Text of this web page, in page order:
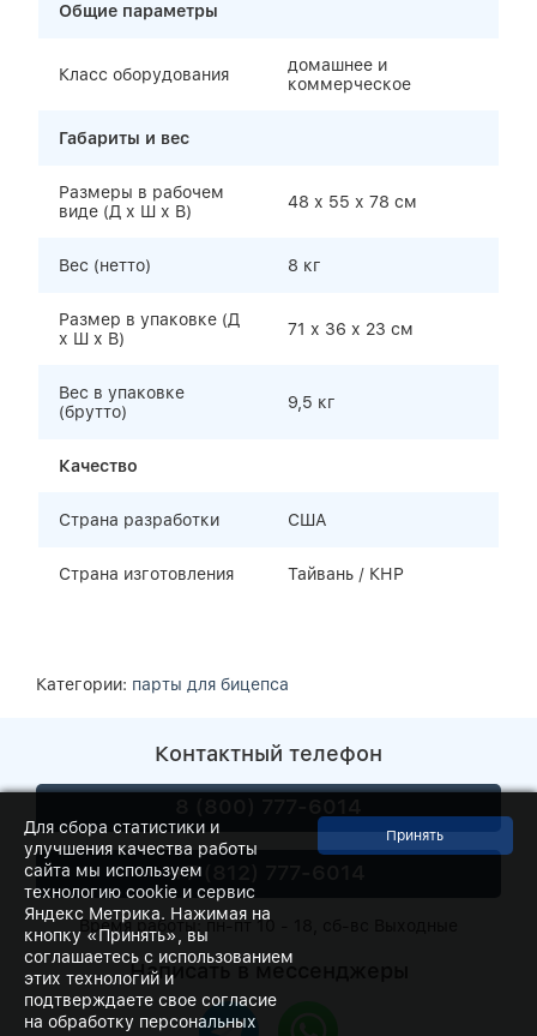
Общие параметры
Класс оборудования
домашнее и
коммерческое
Габариты и вес
Размеры в рабочем
виде (Д х Ш х В)
48 х 55 х 78 cм
Вес (нетто) 8 кг
Размер в упаковке (Д
х Ш х В)
71 х 36 х 23 см
Вес в упаковке
(брутто)
9,5 кг
Качество
Страна разработки США
Страна изготовления Тайвань / КНР
Категории: парты для бицепса
Контактный телефон
+7 (812) 777-6014
Время работы: пн-пт 10 - 18, сб-вс Выходные
Написать в мессенджеры
Для сбора статистики и
улучшения качества работы
сайта мы используем
технологию cookie и сервис
Яндекс Метрика. Нажимая на
кнопку «Принять», вы
соглашаетесь с использованием
этих технологий и
подтверждаете свое согласие
на обработку персональных